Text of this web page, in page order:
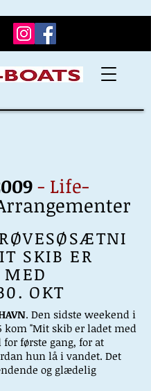
- Life-
SKIB ER
MED
OKT
. Den sidste weekend i
kom "Mit skib er ladet med
for første gang, for at
hun lå i vandet. Det
og glædelig